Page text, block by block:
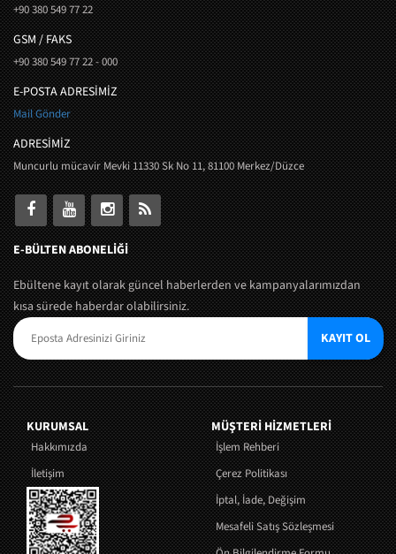
+90 380 549 77 22
GSM / FAKS
+90 380 549 77 22 - 000
E-POSTA ADRESİMİZ
Mail Gönder
ADRESİMİZ
Muncurlu mücavir Mevki 11330 Sk No 11, 81100 Merkez/Düzce
E-BÜLTEN ABONELİĞİ
Ebültene kayıt olarak güncel haberlerden ve kampanyalarımızdan
kısa sürede haberdar olabilirsiniz.
KAYIT OL
KURUMSAL
Hakkımızda
İletişim
MÜŞTERI HIZMETLERI
İşlem Rehberi
Çerez Politikası
İptal, İade, Değişim
Mesafeli Satış Sözleşmesi